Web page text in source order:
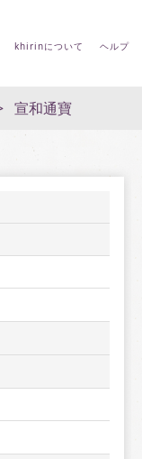
khirinについて ヘルプ
宣和通寶